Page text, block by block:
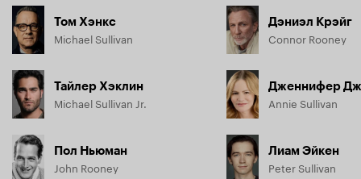
Том Хэнкс
Michael Sullivan
Тайлер Хэклин
Michael Sullivan Jr.
Пол Ньюман
John Rooney
Дэниэл Крэйг
Connor Rooney
Дженнифер
Annie Sullivan
Лиам Эйкен
Peter Sullivan